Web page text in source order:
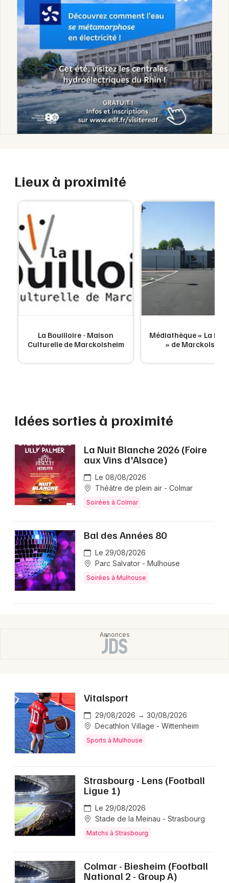
Lieux à proximité
La Bouilloire - Maison
Culturelle de Marckolsheim
Médiathèque « La
» de
Idées sorties à proximité
La Nuit Blanche 2026 (Foire
aux Vins d'Alsace)
Le 08/08/2026
Théâtre de plein air - Colmar
Soirées à Colmar
Bal des Années 80
Le 29/08/2026
Parc Salvator - Mulhouse
Soirées à Mulhouse
Vitalsport
29/08/2026 → 30/08/2026
Decathlon Village - Wittenheim
Sports à Mulhouse
Strasbourg - Lens (Football
Ligue 1)
Le 29/08/2026
Stade de la Meinau - Strasbourg
Matchs à Strasbourg
Colmar - Biesheim (Football
National 2 - Group A)